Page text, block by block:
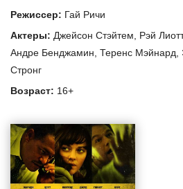
Режиссер: Гай Ричи
Актеры: Джейсон Стэйтем Рэй
Андре Бенджамин Теренс Мэйнард
Стронг
Возраст: 16+